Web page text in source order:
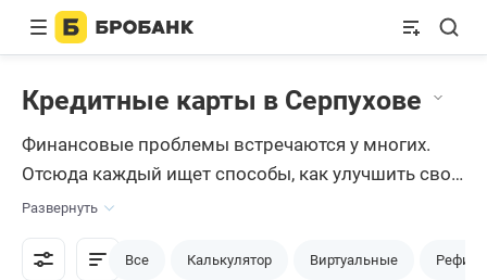
Кредитные карты в Серпухове
Финансовые проблемы встречаются у многих.
Отсюда каждый ищет способы, как улучшить свое
финансовое состояние: за счет заимствования
денег у близких и знакомых, взятие займа у
микрофинансовых организаций или же
Развернуть
Все Калькулятор Виртуальные